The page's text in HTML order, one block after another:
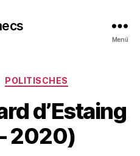
Menü
Kategorien
POLITISCHES
d’Estaing
2020)